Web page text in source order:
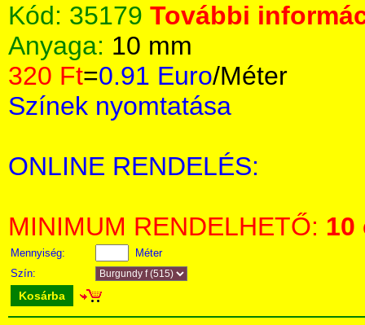
Kód: 35179 További
Anyaga: 10 mm
320 Ft=0.91 Euro/Méter
Színek nyomtatása
ONLINE RENDELÉS:
MINIMUM RENDELHETŐ: 10
Mennyiség:
Méter
Szín:
Kosárba